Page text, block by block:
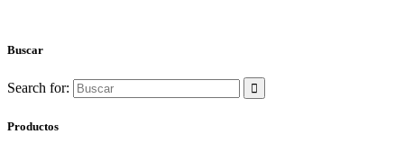
Buscar
Search for:
Productos